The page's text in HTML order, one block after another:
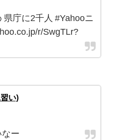
庁に2千人 #Yahooニ
r/SwgTLr?
い)
ー